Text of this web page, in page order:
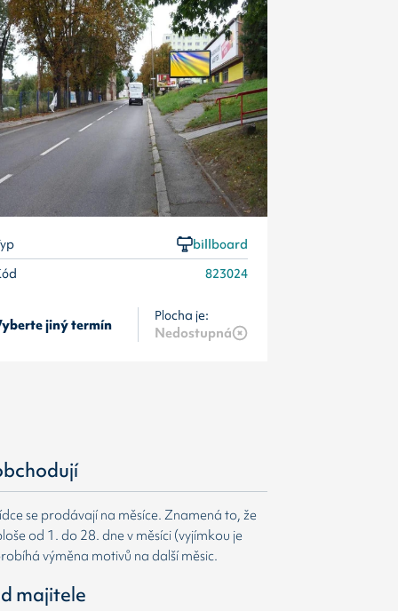
billboard
823024
jiný termín Plocha je:
Nedostupná
se prodávají na měsíce. Znamená to, že
od 1. do 28. dne v měsíci (vyjímkou je
výměna motivů na další měsic.
majitele